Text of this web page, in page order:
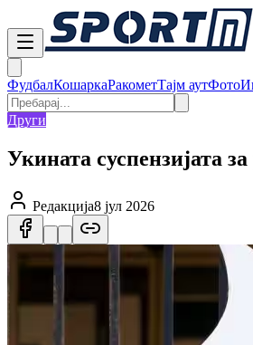
ФудбалКошаркаРакометТајм аутФото
Други
Укината суспензијата
Редакција8 јул 2026